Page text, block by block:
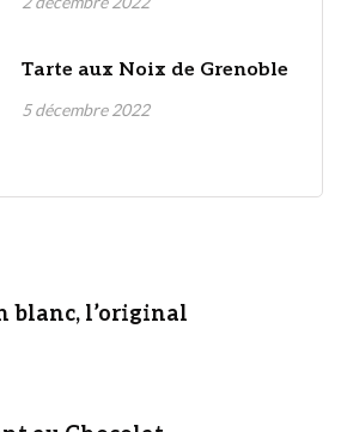
Tarte aux Noix de Grenoble
5 décembre 2022
blanc, l’original